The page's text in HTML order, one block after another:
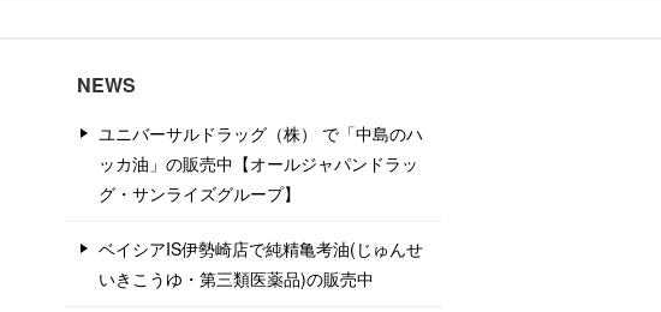
NEWS
ユニバーサルドラッグ（株） で「中島のハ
ッカ油」の販売中【オールジャパンドラッ
グ・サンライズグループ】
ベイシアIS伊勢崎店で純精亀考油(じゅんせ
いきこうゆ・第三類医薬品)の販売中